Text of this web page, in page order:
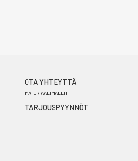
OTA YHTEYTTÄ
MATERIAALIMALLIT
TARJOUSPYYNNÖT